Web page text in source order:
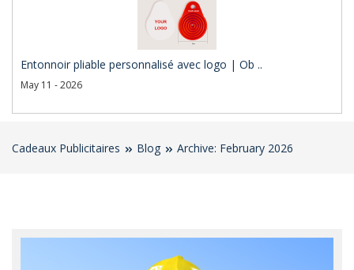
Entonnoir pliable personnalisé avec logo | Ob ..
May 11 - 2026
Cadeaux Publicitaires Blog Archive: February 2026